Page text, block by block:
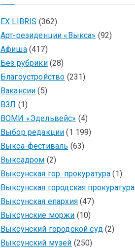
EX LIBRIS (362)
Арт-резиденции «Выкса» (92)
Афиша(417)
Без рубрики(28)
Благоустройство (231)
Вакансии (5)
ВЗЛ (1)
ВОМИ «Эдельвейс» (4)
Выбор редакции (1 199)
Выкса-фестиваль (63)
Выксадром (2)
Выксунская гор. прокуратура (1)
Выксунская городская прокуратура
Выксунская епархия(47)
Выксунские моржи (10)
Выксунский городской суд(2)
Выксунский музей (250)